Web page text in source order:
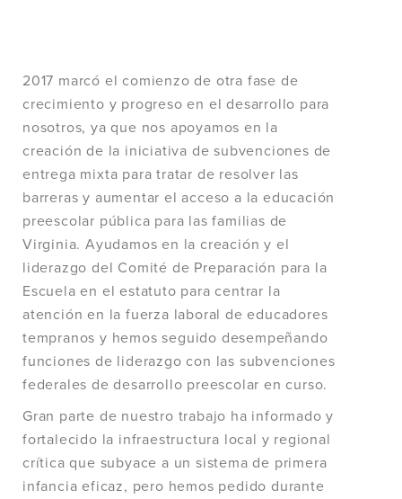
2017 marcó el comienzo de otra fase de
crecimiento y progreso en el desarrollo para
nosotros, ya que nos apoyamos en la
creación de la iniciativa de subvenciones de
entrega mixta para tratar de resolver las
barreras y aumentar el acceso a la educación
preescolar pública para las familias de
Virginia. Ayudamos en la creación y el
liderazgo del Comité de Preparación para la
Escuela en el estatuto para centrar la
atención en la fuerza laboral de educadores
tempranos y hemos seguido desempeñando
funciones de liderazgo con las subvenciones
federales de desarrollo preescolar en curso.
Gran parte de nuestro trabajo ha informado y
fortalecido la infraestructura local y regional
crítica que subyace a un sistema de primera
infancia eficaz, pero hemos pedido durante